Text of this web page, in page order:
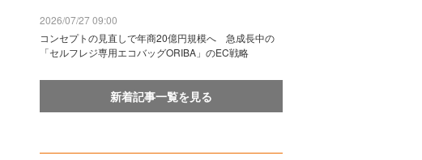
2026/07/27 09:00
コンセプトの見直しで年商20億円規模へ 急成長中の
「セルフレジ専用エコバッグORIBA」のEC戦略
新着記事一覧を見る